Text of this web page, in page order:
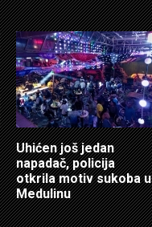
Uhićen još jedan
napadač, policija
otkrila motiv sukoba u
Medulinu